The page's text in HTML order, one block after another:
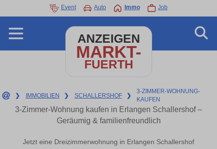
Event Auto Immo Job
ANZEIGEN
MARKT-
FUERTH
❯ IMMOBILIEN ❯ SCHALLERSHOF ❯
3-ZIMMER-WOHNUNG-
KAUFEN
3-Zimmer-Wohnung kaufen in Erlangen Schallershof –
Geräumig & familienfreundlich
Jetzt eine Dreizimmerwohnung in Erlangen Schallershof